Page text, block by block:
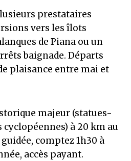
prestataires
vers les îlots
de Piana ou un
baignade. Départs
plaisance entre mai et
majeur (statues-
à 20 km au
comptez 1h30 à
accès payant.